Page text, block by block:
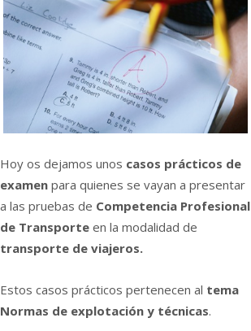
Hoy os dejamos unos casos prácticos de
examen para quienes se vayan a presentar
a las pruebas de Competencia Profesional
de Transporte en la modalidad de
transporte de viajeros.
Estos casos prácticos pertenecen al tema
Normas de explotación y técnicas.